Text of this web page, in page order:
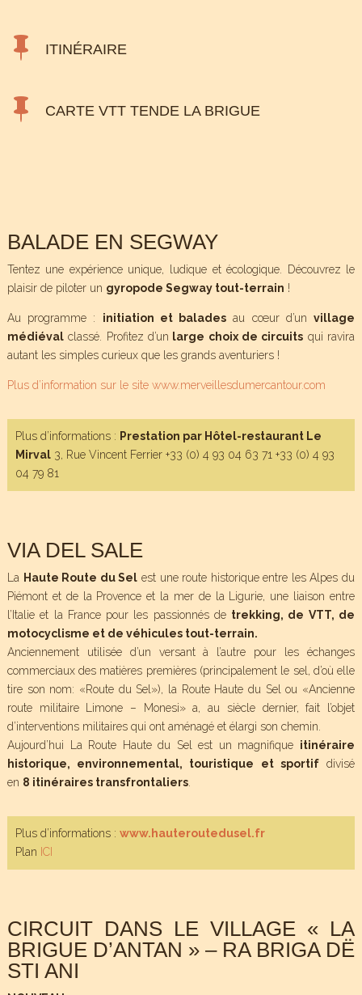
 ITINÉRAIRE
 CARTE VTT TENDE LA BRIGUE
BALADE EN SEGWAY
Tentez une expérience unique, ludique et écologique. Découvrez le
plaisir de piloter un gyropode Segway tout-terrain !
Au programme : initiation et balades au cœur d’unvillage
médiévalclassé. Profitez d’un large choix de circuits qui ravira
autant les simples curieux que les grands aventuriers !
Plus d’information sur le site www.merveillesdumercantour.com
Plus d’informations : Prestation par Hôtel-restaurant Le
Mirval3, Rue Vincent Ferrier +33 (0) 4 93 04 63 71 +33 (0) 4 93
04 79 81
VIA DEL SALE
La Haute Route du Sel est une route historique entre les Alpes du
Piémont et de la Provence et la mer de la Ligurie, une liaison entre
l’Italie et la France pour les passionnés de trekking, de VTT, de
motocyclisme et de véhicules tout-terrain.
Anciennement utilisée d’un versant à l’autre pour les échanges
commerciaux des matières premières (principalement le sel, d’où elle
tire son nom: «Route du Sel»), la Route Haute du Sel ou «Ancienne
route militaire Limone – Monesi» a, au siècle dernier, fait l’objet
d’interventions militaires qui ont aménagé et élargi son chemin.
Aujourd’hui La Route Haute du Sel est un magnifique itinéraire
historique, environnemental, touristique et sportifdivisé
en 8 itinéraires transfrontaliers.
Plus d’informations : www.hauteroutedusel.fr
Plan ICI
CIRCUIT DANS LE VILLAGE « LA
BRIGUE D’ANTAN » – RA BRIGA DË
STI ANI